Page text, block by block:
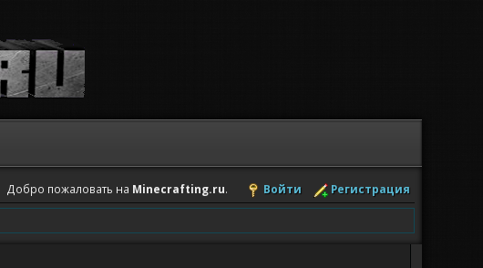
Добро пожаловать на Minecrafting.ru. Войти Регистрация